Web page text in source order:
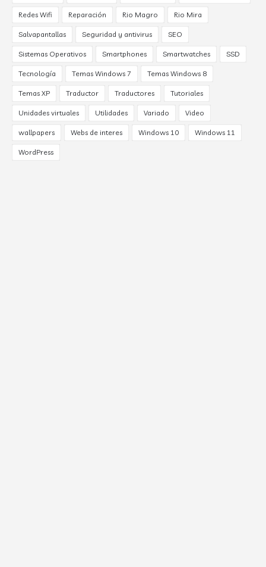
Redes Wifi Reparación Rio Magro Rio Mira
Salvapantallas Seguridad y antivirus SEO
Sistemas Operativos Smartphones Smartwatches SSD
Tecnología Temas Windows 7 Temas Windows 8
Temas XP Traductor Traductores Tutoriales
Unidades virtuales Utilidades Variado Video
wallpapers Webs de interes Windows 10 Windows 11
WordPress